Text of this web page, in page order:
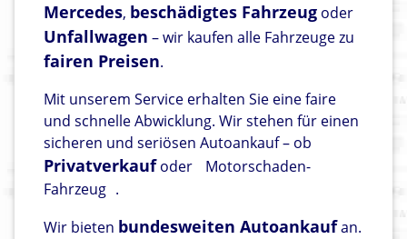
Mercedes, beschädigtes Fahrzeug oder
Unfallwagen – wir kaufen alle Fahrzeuge zu
fairen Preisen.
Mit unserem Service erhalten Sie eine faire
und schnelle Abwicklung. Wir stehen für einen
sicheren und seriösen Autoankauf – ob
Privatverkaufoder
Motorschaden-
Fahrzeug .
Wir bieten bundesweiten Autoankaufan.